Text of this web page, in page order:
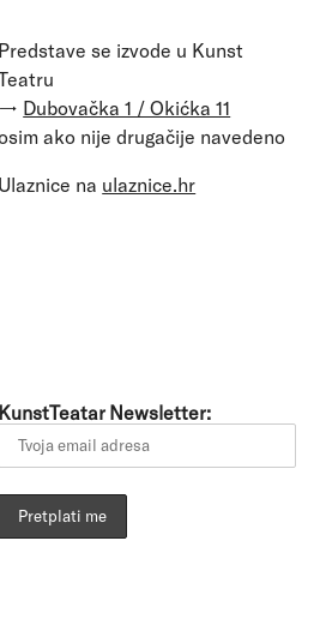
Predstave se izvode u Kunst
→ Dubovačka 1 / Okićka 11
ako nije drugačije navedeno
Ulaznice na ulaznice.hr
KunstTeatar Newsletter: